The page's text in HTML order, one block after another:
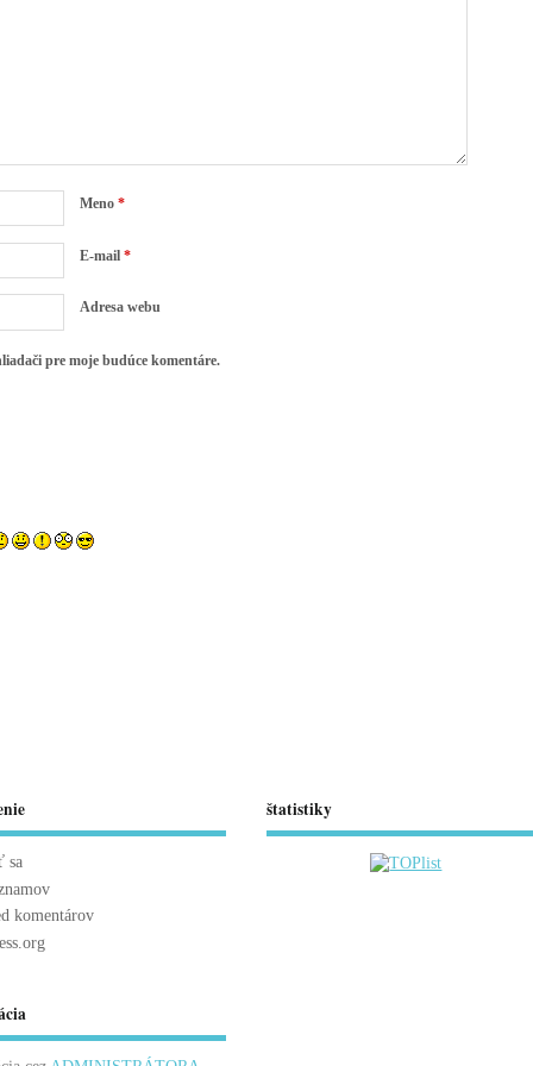
Meno*
E-mail*
Adresa webu
pre moje budúce komentáre.
sa
komentárov
štatistiky